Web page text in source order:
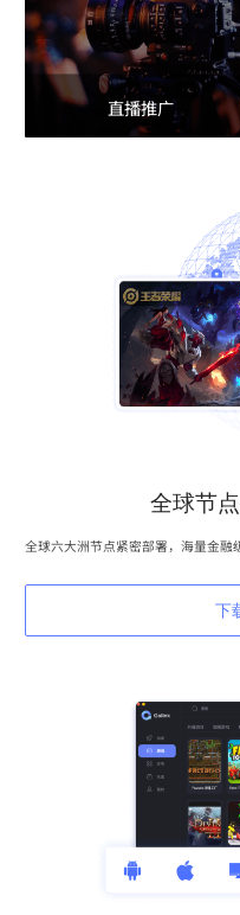
直播推广
全球节
全球六大洲节点紧密部署，海量金
下